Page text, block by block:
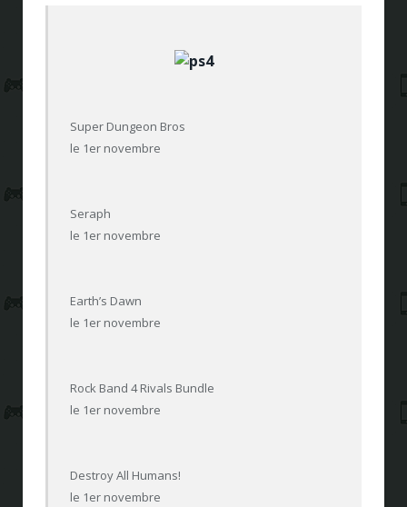
Super Dungeon Bros
le 1er novembre
Seraph
le 1er novembre
Earth’s Dawn
le 1er novembre
Rock Band 4 Rivals Bundle
le 1er novembre
Destroy All Humans!
le 1er novembre